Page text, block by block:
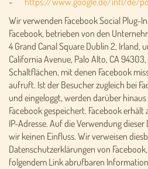
Wir verwenden Facebook Social Plug-
Facebook, betrieben von den
4 Grand Canal Square Dublin 2, Irland,
California Avenue, Palo Alto, CA
Schaltflächen, mit denen Facebook
aufruft. Ist der Besucher zugleich bei
und eingeloggt, werden darüber
Facebook gespeichert. Facebook
IP-Adresse. Auf die Verwendung
wir keinen Einfluss. Wir verweisen
Datenschutzerklärungen von
folgendem Link abrufbaren